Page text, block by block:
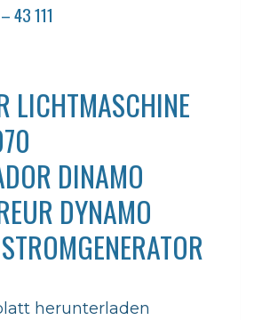
43 111
LICHTMASCHINE
DINAMO
DYNAMO
herunterladen